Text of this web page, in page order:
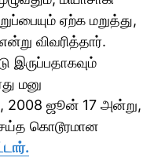
ஏற்க மறுத்து,
விவரித்தார்.
இருப்பதாகவும்
மனு
2008 ஜூன் 17 அன்று,
கொடூரமான